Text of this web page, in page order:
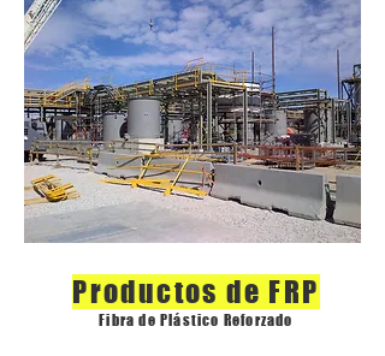
Productos de FRP
​Fibra de Plástico Reforzado